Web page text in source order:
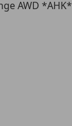
AWD *AHK*